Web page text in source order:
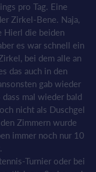
pro Tag. Eine
Zirkel-Bene. Naja,
Hierl die beiden
es war schnell ein
bei dem alle an
das auch in den
gab wieder
mal wieder bald
nicht als Duschgel
Zimmern wurde
immer noch nur 10
Turnier oder bei